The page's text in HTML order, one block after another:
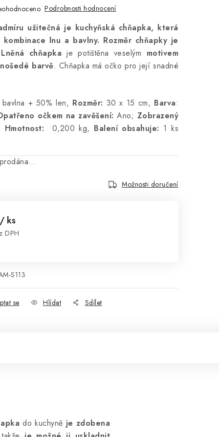
Podrobnosti hodnocení
užitečná je kuchyňská chňapka, která
lnu a bavlny. Rozměr chňapky je
chňapka je potištěna veselým motivem
barvě. Chňapka má očko pro její snadné
+ 50% len, Rozměr: 30 x 15 cm, Barva:
očkem na zavěšení:Ano; Zobrazený
Hmotnost: 0,200 kg, Balení obsahuje: 1 ks
Možnosti doručení
ks
DPH
S113
se Hlídat Sdílet
do kuchyně je zdobena